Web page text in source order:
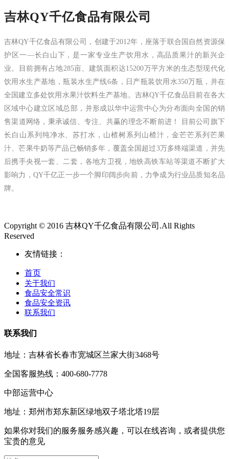
吉林QY千亿食品有限公司
吉林QY千亿食品有限公司，创建于2012年，座落于联合国自然资源保
护区一—长白山下，是一家专业生产饮用水，高品质果汁的新兴企
业。目前拥有占地285亩、建筑面积达15200万平方米的生态型现代化
饮用水生产基地，瓶装水生产线6条，日产瓶装饮用水350万瓶，并在
全国建立多处饮用水果汁饮料生产基地。吉林QY千亿食品目前在各大
区域中心建立区域总部，并形成以华中运营中心为分布面向全国的销
售渠道网络，秉承诚信、专注、共赢的理念不断前进！ 目前公司旗下
长白山系列纯净水、苏打水，山楂树系列山楂汁，金芒芒系列芒果
汁、芒果牛奶等产品已畅销多年，覆盖全国超过3万多终端渠道，并先
后携手央视一套、二套，各地方卫视，地铁高铁车站等渠道不断扩大
影响力，QY千亿正一步一个脚印阔步向前，力争成为行业品质知名品
牌。
Copyright © 2016 吉林QY千亿食品有限公司.All Rights
Reserved
友情链接：
首页
关于我们
食品安全常识
食品安全资讯
联系我们
联系我们
地址：吉林省长春市宽城区兰家大街3468号
全国客服热线：400-680-7778
中部运营中心
地址：郑州市郑东新区绿地双子塔北塔19层
如果你对我们的服务服务感兴趣，可以在线咨询，或者提供您
宝贵的意见